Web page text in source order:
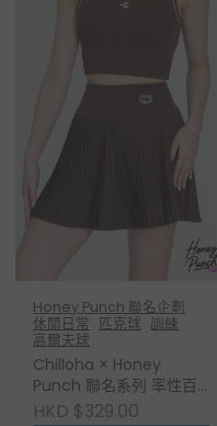
Honey Punch 聯名企劃
休閒日常
匹克球 訓練
高爾夫球
Chilloha × Honey
Punch 聯名系列 率性百
褶運動裙
HKD $329.00